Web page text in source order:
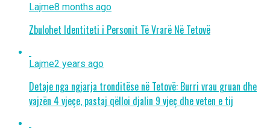
Lajme8 months ago
Zbulohet Identiteti i Personit Të Vrarë Në Tetovë
Lajme2 years ago
Detaje nga ngjarja tronditëse në Tetovë: Burri vrau gruan dhe
vajzën 4 vjeçe, pastaj qëlloi djalin 9 vjeç dhe veten e tij